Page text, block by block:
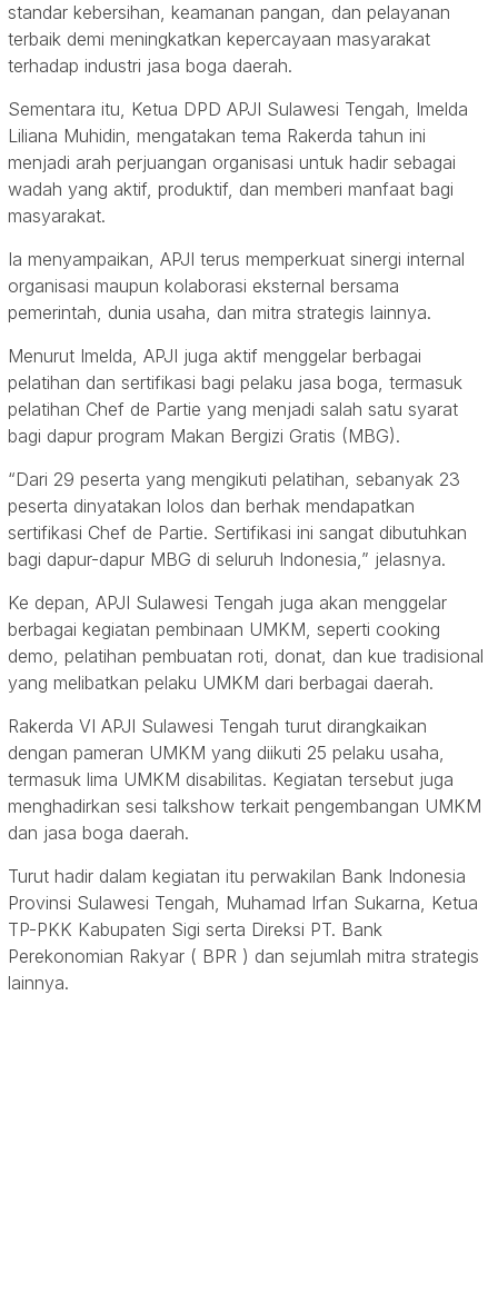
standar kebersihan, keamanan pangan, dan pelayanan
terbaik demi meningkatkan kepercayaan masyarakat
terhadap industri jasa boga daerah.
Sementara itu, Ketua DPD APJI Sulawesi Tengah, Imelda
Liliana Muhidin, mengatakan tema Rakerda tahun ini
menjadi arah perjuangan organisasi untuk hadir sebagai
wadah yang aktif, produktif, dan memberi manfaat bagi
masyarakat.
Ia menyampaikan, APJI terus memperkuat sinergi internal
organisasi maupun kolaborasi eksternal bersama
pemerintah, dunia usaha, dan mitra strategis lainnya.
Menurut Imelda, APJI juga aktif menggelar berbagai
pelatihan dan sertifikasi bagi pelaku jasa boga, termasuk
pelatihan Chef de Partie yang menjadi salah satu syarat
bagi dapur program Makan Bergizi Gratis (MBG).
“Dari 29 peserta yang mengikuti pelatihan, sebanyak 23
peserta dinyatakan lolos dan berhak mendapatkan
sertifikasi Chef de Partie. Sertifikasi ini sangat dibutuhkan
bagi dapur-dapur MBG di seluruh Indonesia,” jelasnya.
Ke depan, APJI Sulawesi Tengah juga akan menggelar
berbagai kegiatan pembinaan UMKM, seperti cooking
demo, pelatihan pembuatan roti, donat, dan kue tradisional
yang melibatkan pelaku UMKM dari berbagai daerah.
Rakerda VI APJI Sulawesi Tengah turut dirangkaikan
dengan pameran UMKM yang diikuti 25 pelaku usaha,
termasuk lima UMKM disabilitas. Kegiatan tersebut juga
menghadirkan sesi talkshow terkait pengembangan UMKM
dan jasa boga daerah.
Turut hadir dalam kegiatan itu perwakilan Bank Indonesia
Provinsi Sulawesi Tengah, Muhamad Irfan Sukarna, Ketua
TP-PKK Kabupaten Sigi serta Direksi PT. Bank
Perekonomian Rakyar ( BPR ) dan sejumlah mitra strategis
lainnya.